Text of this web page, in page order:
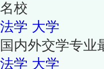
名校
法学 大学
国内外交学专业
法学 大学